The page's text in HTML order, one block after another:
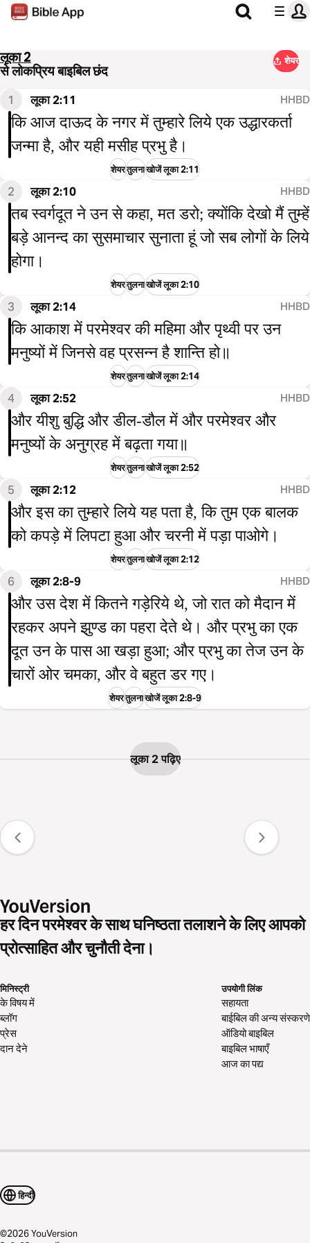
लूका 2
से लोकप्रिय बाइबिल छंद
शेयर
1 लूका 2:11 HHBD
कि आज दाऊद के नगर में तुम्हारे लिये एक उद्धारकर्ता
जन्मा है, और यही मसीह प्रभु है।
शेयरतुलनाखोजें लूका 2:11
2 लूका 2:10 HHBD
तब स्वर्गदूत ने उन से कहा, मत डरो; क्योंकि देखो मैं तुम्हें
बड़े आनन्द का सुसमाचार सुनाता हूं जो सब लोगों के लिये
होगा।
शेयरतुलनाखोजें लूका 2:10
3 लूका 2:14 HHBD
कि आकाश में परमेश्वर की महिमा और पृथ्वी पर उन
मनुष्यों में जिनसे वह प्रसन्न है शान्ति हो॥
शेयरतुलनाखोजें लूका 2:14
4 लूका 2:52 HHBD
और यीशु बुद्धि और डील-डौल में और परमेश्वर और
मनुष्यों के अनुग्रह में बढ़ता गया॥
शेयरतुलनाखोजें लूका 2:52
5 लूका 2:12 HHBD
और इस का तुम्हारे लिये यह पता है, कि तुम एक बालक
को कपड़े में लिपटा हुआ और चरनी में पड़ा पाओगे।
शेयरतुलनाखोजें लूका 2:12
6 लूका 2:8-9 HHBD
और उस देश में कितने गड़ेरिये थे, जो रात को मैदान में
रहकर अपने झुण्ड का पहरा देते थे। और प्रभु का एक
दूत उन के पास आ खड़ा हुआ; और प्रभु का तेज उन के
चारों ओर चमका, और वे बहुत डर गए।
शेयरतुलनाखोजें लूका 2:8-9
लूका 2 पढ़िए
हर दिन परमेश्वर के साथ घनिष्ठता तलाशने के लिए आपको
प्रोत्साहित और चुनौती देना।
मिनिस्ट्री
के विषय में
ब्लॉग
प्रेस
दान देने
उपयोगी लिंक
सहायता
बाईबिल की अन्य संस्करणे
ऑडियो बाइबिल
बाइबिल भाषाएँ
आज का पद्य
हिन्दी
©2026YouVersion